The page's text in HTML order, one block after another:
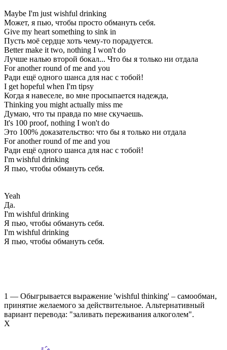
Maybe I'm just wishful drinking
Может, я пью, чтобы просто обмануть себя.
Give my heart something to sink in
Пусть моё сердце хоть чему-то порадуется.
Better make it two, nothing I won't do
Лучше налью второй бокал... Что бы я только ни отдала
For another round of me and you
Ради ещё одного шанса для нас с тобой!
I get hopeful when I'm tipsy
Когда я навеселе, во мне просыпается надежда,
Thinking you might actually miss me
Думаю, что ты правда по мне скучаешь.
It's 100 proof, nothing I won't do
Это 100% доказательство: что бы я только ни отдала
For another round of me and you
Ради ещё одного шанса для нас с тобой!
I'm wishful drinking
Я пью, чтобы обмануть себя.
Yeah
Да.
I'm wishful drinking
Я пью, чтобы обмануть себя.
I'm wishful drinking
Я пью, чтобы обмануть себя.
1 — Обыгрывается выражение 'wishful thinking' – самообман,
принятие желаемого за действительное. Альтернативный
вариант перевода: "заливать переживания алкоголем".
Х